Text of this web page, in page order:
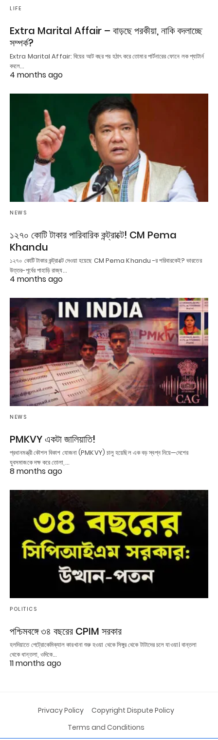
LIFE
Extra Marital Affair – বাড়ছে পরকীয়া, নাকি বদলাচ্ছে
সম্পর্ক?
Extra Marital Affair: বিয়ের আট বছর পর হঠাৎ করে তোমার পার্টনারের ফোনে লক প্যাটার্ন
বদলে…
4 months ago
NEWS
১২৭০ কোটি টাকার পারিবারিক কন্ট্রাক্টে! CM Pema
Khandu
১২৭০ কোটি টাকার কন্ট্রাক্টে দেওয়া হয়েছে CM Pema Khandu -র পরিবারকেই? ভারতের
উত্তর-পূর্বের পাহাড়ি রাজ্য…
4 months ago
NEWS
PMKVY একটা জালিয়াতি!
প্রধানমন্ত্রী কৌশল বিকাশ যোজনা (PMKVY) চালু হয়েছিল এক বড় স্বপ্ন নিয়ে—দেশের
যুবসমাজকে দক্ষ করে তোলা,…
8 months ago
POLITICS
পশ্চিমবঙ্গে ৩৪ বছরের CPIM সরকার
হলদিয়াতে পেট্রোকেমিক্যাল কারখানা শুরু হওয়া থেকে সিঙ্গুর থেকে টাটাদের চলে যাওয়া। বান্তলা
থেকে ধান্তলা, ওদিকে…
11 months ago
Privacy Policy
Copyright Dispute Policy
Terms and Conditions